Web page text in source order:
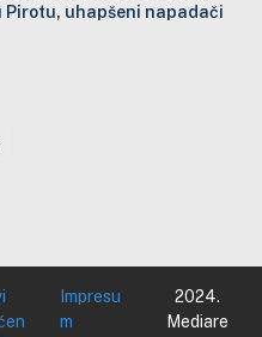
Pirotu, uhapšeni napadači
Impresu
m
2024.
Mediare